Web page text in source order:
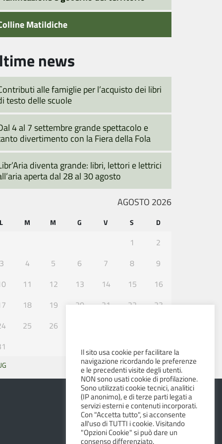
Matildiche
news
alle famiglie per l’acquisto dei libri
testo delle scuole
4 al 7 settembre grande spettacolo e
divertimento con la Fiera della Fola
diventa grande: libri, lettori e lettrici
aperta dal 28 al 30 agosto
AGOSTO 2026
L M M G V S D
1
2
4 5 6 7 8
9
11 12 13 14 15
16
18 19 20 21 22
23
25 26
SET »
Il sito usa cookie per facilitare la
navigazione ricordando le preferenze
e le precedenti visite degli utenti.
NON sono usati cookie di profilazione.
Sono utilizzati cookie tecnici, analitici
(IP anonimo), e di terze parti legati a
servizi esterni e contenuti incorporati.
Con "Accetta tutto", si acconsente
all'uso di TUTTI i cookie. Visitando
"Opzioni Cookie" si può dare un
consenso differenziato.